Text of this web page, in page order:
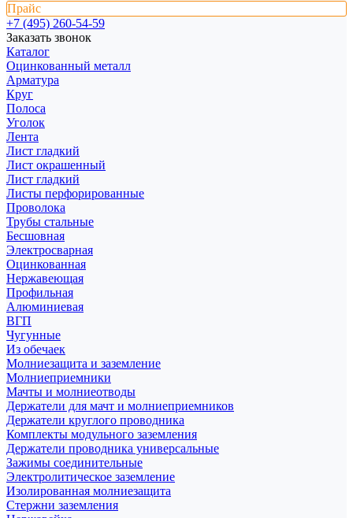
Прайс
+7 (495) 260-54-59
Заказать звонок
Каталог
Оцинкованный металл
Арматура
Круг
Полоса
Уголок
Лента
Лист гладкий
Лист окрашенный
Лист гладкий
Листы перфорированные
Проволока
Трубы стальные
Бесшовная
Электросварная
Оцинкованная
Нержавеющая
Профильная
Алюминиевая
ВГП
Чугунные
Из обечаек
Молниезащита и заземление
Молниеприемники
Мачты и молниеотводы
Держатели для мачт и молниеприемников
Держатели круглого проводника
Комплекты модульного заземления
Держатели проводника универсальные
Зажимы соединительные
Электролитическое заземление
Изолированная молниезащита
Стержни заземления